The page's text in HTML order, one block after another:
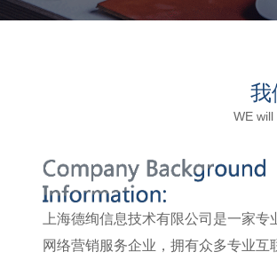
我
WE
上海德绚信息技术有限公司是一家专
网络营销服务企业，拥有众多专业互